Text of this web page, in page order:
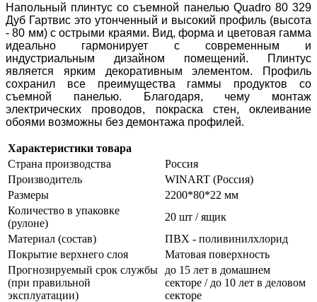
Напольный плинтус со съемной панелью Quadro 80 329
Дуб Гартвис это утонченный и высокий профиль (высота
- 80 мм) с острыми краями. Вид, форма и цветовая гамма
идеально гармонирует с современным и
индустриальным дизайном помещений. Плинтус
является ярким декоративным элементом. Профиль
сохранил все преимущества гаммы продуктов со
съемной панелью. Благодаря, чему монтаж
электрических проводов, покраска стен, оклеивание
обоями возможны без демонтажа профилей.
Характеристики товара
Страна производства
Россия
Производитель
WINART (Россия)
Размеры
2200*80*22 мм
Количество в упаковке
(рулоне)
20 шт / ящик
Материал (состав)
ПВХ - поливинилхлорид
Покрытие верхнего слоя
Матовая поверхность
Прогнозируемый срок службы
(при правильной
эксплуатации)
до 15 лет в домашнем
секторе / до 10 лет в деловом
секторе